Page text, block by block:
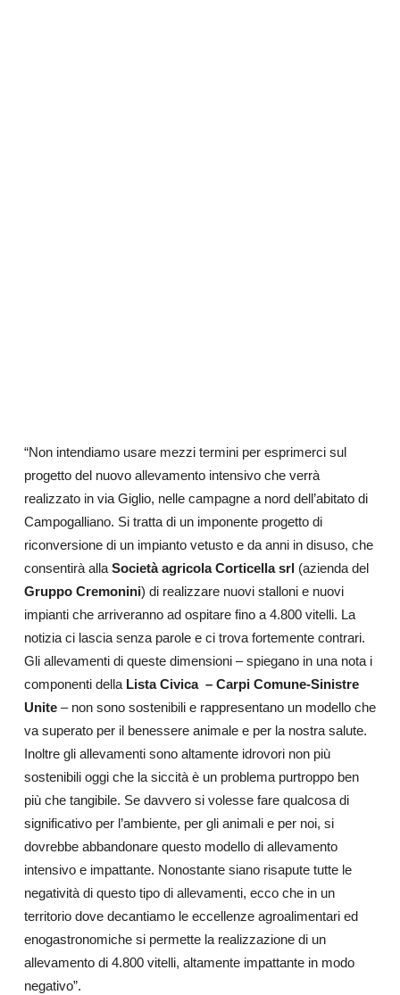
“Non intendiamo usare mezzi termini per esprimerci sul
progetto del nuovo allevamento intensivo che verrà
realizzato in via Giglio, nelle campagne a nord dell’abitato di
Campogalliano. Si tratta di un imponente progetto di
riconversione di un impianto vetusto e da anni in disuso, che
consentirà alla Società agricola Corticella srl(azienda del
Gruppo Cremonini) di realizzare nuovi stalloni e nuovi
impianti che arriveranno ad ospitare fino a 4.800 vitelli. La
notizia ci lascia senza parole e ci trova fortemente contrari.
Gli allevamenti di queste dimensioni – spiegano in una nota i
componenti della Lista Civica – Carpi Comune-Sinistre
Unite– non sono sostenibili e rappresentano un modello che
va superato per il benessere animale e per la nostra salute.
Inoltre gli allevamenti sono altamente idrovori non più
sostenibili oggi che la siccità è un problema purtroppo ben
più che tangibile. Se davvero si volesse fare qualcosa di
significativo per l’ambiente, per gli animali e per noi, si
dovrebbe abbandonare questo modello di allevamento
intensivo e impattante. Nonostante siano risapute tutte le
negatività di questo tipo di allevamenti, ecco che in un
territorio dove decantiamo le eccellenze agroalimentari ed
enogastronomiche si permette la realizzazione di un
allevamento di 4.800 vitelli, altamente impattante in modo
negativo”.